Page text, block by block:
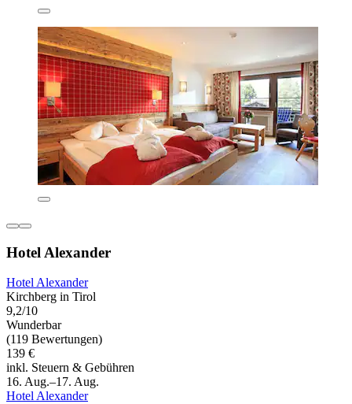
Hotel Alexander
Hotel Alexander
Kirchberg in Tirol
9,2/10
Wunderbar
(119 Bewertungen)
139 €
inkl. Steuern & Gebühren
16. Aug.–17. Aug.
Hotel Alexander